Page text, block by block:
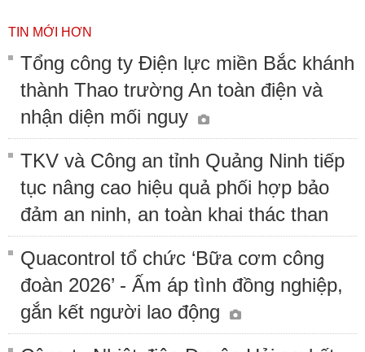
TIN MỚI HƠN
Tổng công ty Điện lực miền Bắc khánh
thành Thao trường An toàn điện và
nhận diện mối nguy
TKV và Công an tỉnh Quảng Ninh tiếp
tục nâng cao hiệu quả phối hợp bảo
đảm an ninh, an toàn khai thác than
Quacontrol tổ chức ‘Bữa cơm công
đoàn 2026’ - Ấm áp tình đồng nghiệp,
gắn kết người lao động